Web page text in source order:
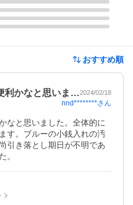
おすすめ順
利かなと思いま…2024/02/18
nnd********さん
なと思いました。全体的に
す。ブルーの小銭入れの汚
引き落とし期日が不明であ
。